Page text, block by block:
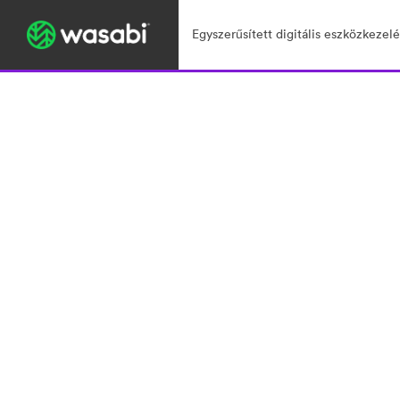
Egyszerűsített digitális